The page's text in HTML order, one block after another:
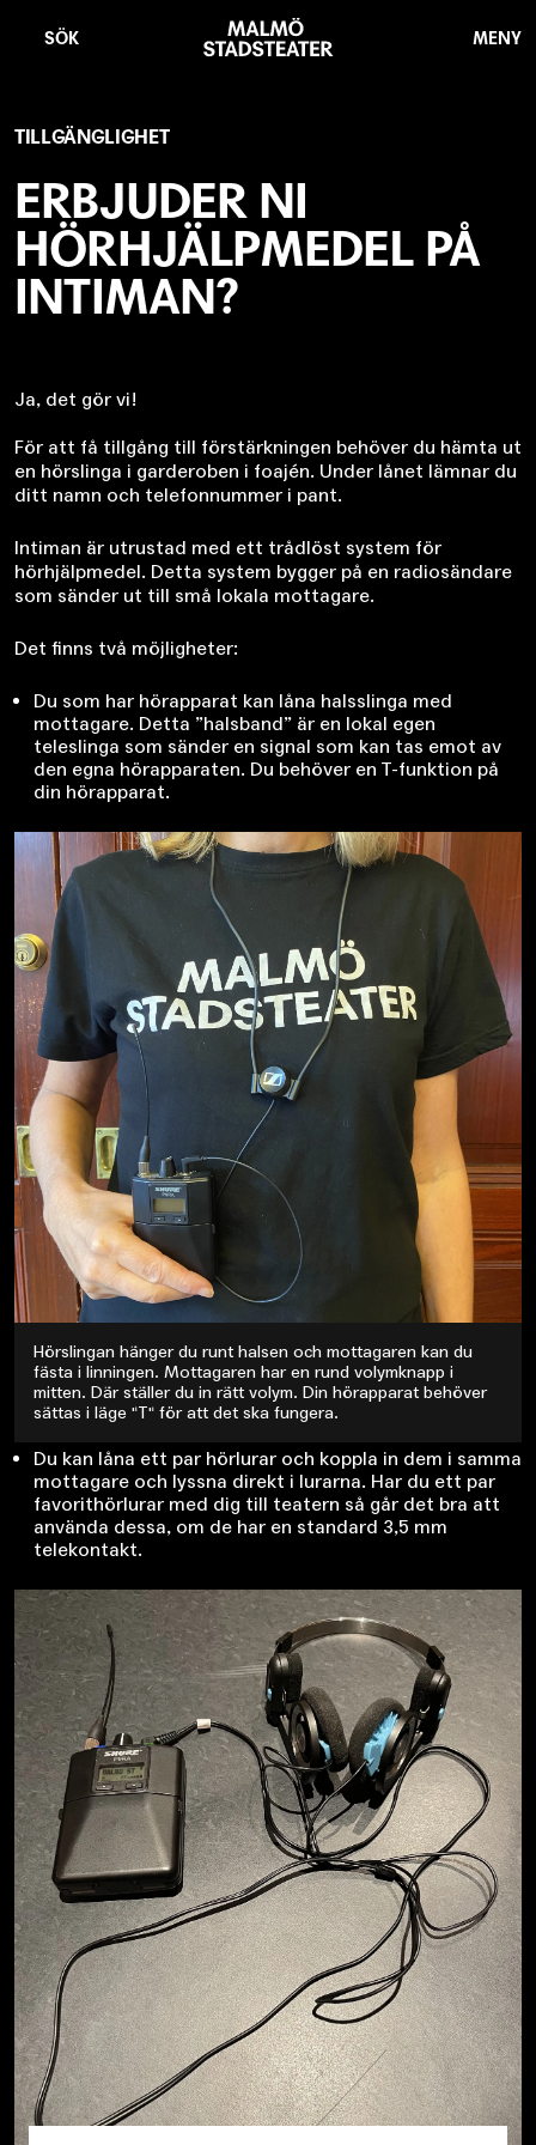
SÖK
Stadsteater
MENY
TILLGÄNGLIGHET
ERBJUDER NI
HÖRHJÄLPMEDEL PÅ
INTIMAN?
Ja, det gör vi!
För att få tillgång till förstärkningen behöver du hämta ut
en hörslinga i garderoben i foajén. Under lånet lämnar du
ditt namn och telefonnummer i pant.
Intiman är utrustad med ett trådlöst system för
hörhjälpmedel. Detta system bygger på en radiosändare
som sänder ut till små lokala mottagare.
Det finns två möjligheter:
Du som har hörapparat kan låna halsslinga med
mottagare. Detta ”halsband” är en lokal egen
teleslinga som sänder en signal som kan tas emot av
den egna hörapparaten. Du behöver en T-funktion på
din hörapparat.
Hörslingan hänger du runt halsen och mottagaren kan du
fästa i linningen. Mottagaren har en rund volymknapp i
mitten. Där ställer du in rätt volym. Din hörapparat behöver
sättas i läge "T" för att det ska fungera.
Du kan låna ett par hörlurar och koppla in dem i samma
mottagare och lyssna direkt i lurarna. Har du ett par
favorithörlurar med dig till teatern så går det bra att
använda dessa, om de har en standard 3,5 mm
telekontakt.